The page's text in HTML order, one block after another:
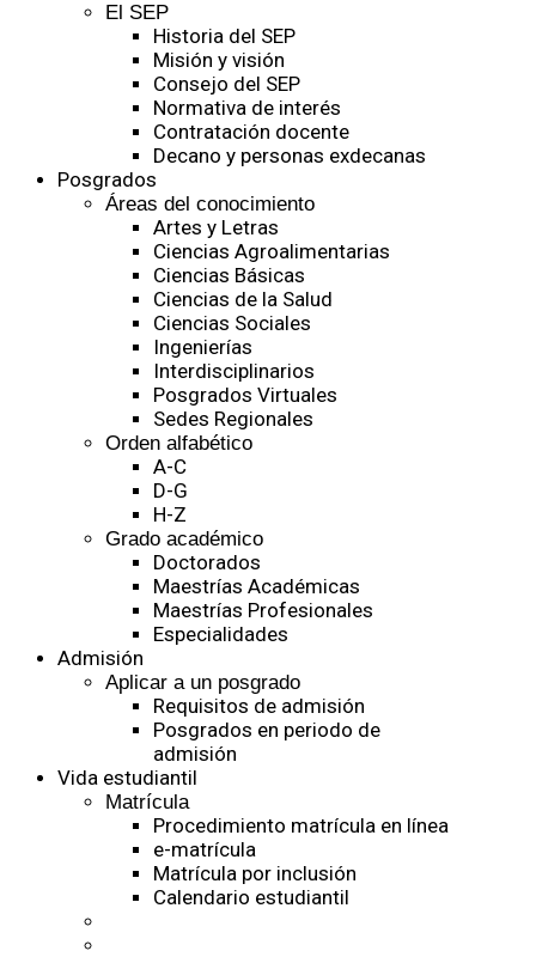
El SEP
Historia del SEP
Misión y visión
Consejo del SEP
Normativa de interés
Contratación docente
Decano y personas exdecanas
Posgrados
Áreas del conocimiento
Artes y Letras
Ciencias Agroalimentarias
Ciencias Básicas
Ciencias de la Salud
Ciencias Sociales
Ingenierías
Interdisciplinarios
Posgrados Virtuales
Sedes Regionales
Orden alfabético
A-C
D-G
H-Z
Grado académico
Doctorados
Maestrías Académicas
Maestrías Profesionales
Especialidades
Admisión
Aplicar a un posgrado
Requisitos de admisión
Posgrados en periodo de
admisión
Vida estudiantil
Matrícula
Procedimiento matrícula en línea
e-matrícula
Matrícula por inclusión
Calendario estudiantil